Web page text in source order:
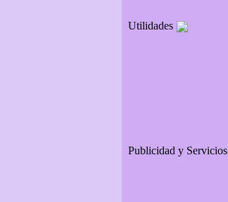
Utilidades
Publicidad y Servicios